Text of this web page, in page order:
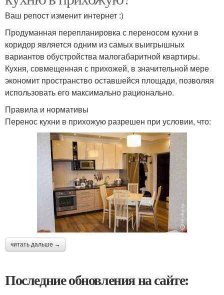
Ваш репост изменит интернет :)
Продуманная перепланировка с переносом кухни в
коридор является одним из самых выигрышных
вариантов обустройства малогабаритной квартиры.
Кухня, совмещенная с прихожей, в значительной мере
экономит пространство оставшейся площади, позволяя
использовать его максимально рационально.
Правила и нормативы
Перенос кухни в прихожую разрешен при условии, что:
читать дальше →
Последние обновления на сайте: